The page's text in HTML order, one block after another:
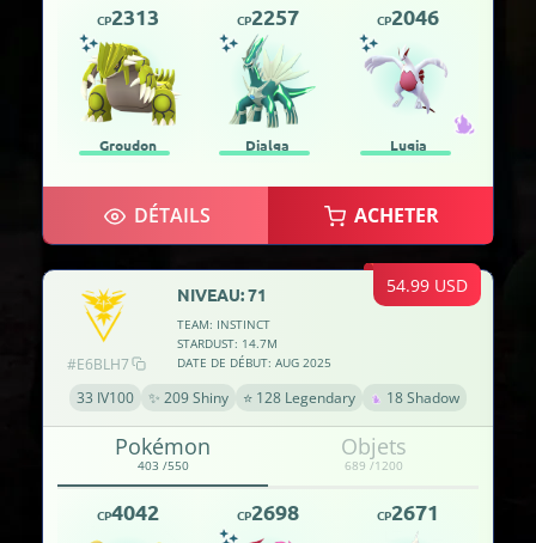
CP2313
Groudon
CP2257
Dialga
CP2046
Lugia
DÉTAILS ACHETER
54.99 USD
#E6BLH7
NIVEAU: 71
TEAM: INSTINCT
STARDUST: 14.7M
DATE DE DÉBUT: AUG 2025
33 IV100 ✨ 209 Shiny ⭐ 128 Legendary 18 Shadow
Pokémon
403 /550
Objets
689 /1200
CP4042 CP2698 CP2671